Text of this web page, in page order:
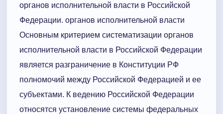
органов исполнительной власти в Российской
Федерации. органов исполнительной власти
Основным критерием систематизации органов
исполнительной власти в Российской Федерации
является разграничение в Конституции РФ
полномочий между Российской Федерацией и ее
субъектами. К ведению Российской Федерации
относятся установление системы федеральных